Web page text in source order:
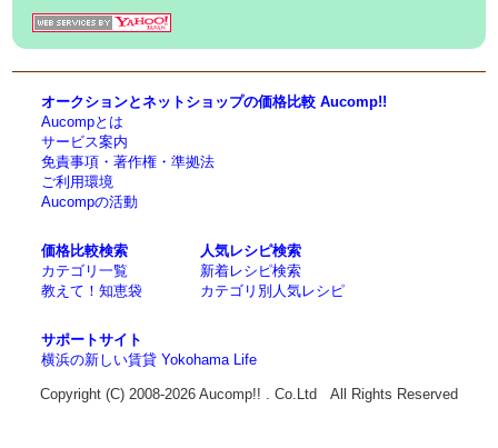
オークションとネットショップの価格比較 Aucomp!!
Aucompとは
サービス案内
免責事項・著作権・準拠法
ご利用環境
Aucompの活動
価格比較検索
カテゴリ一覧
教えて！知恵袋
人気レシピ検索
新着レシピ検索
カテゴリ別人気レシピ
サポートサイト
横浜の新しい賃貸 Yokohama Life
Copyright (C) 2008-2026 Aucomp!! . Co.Ltd All Rights Reserved